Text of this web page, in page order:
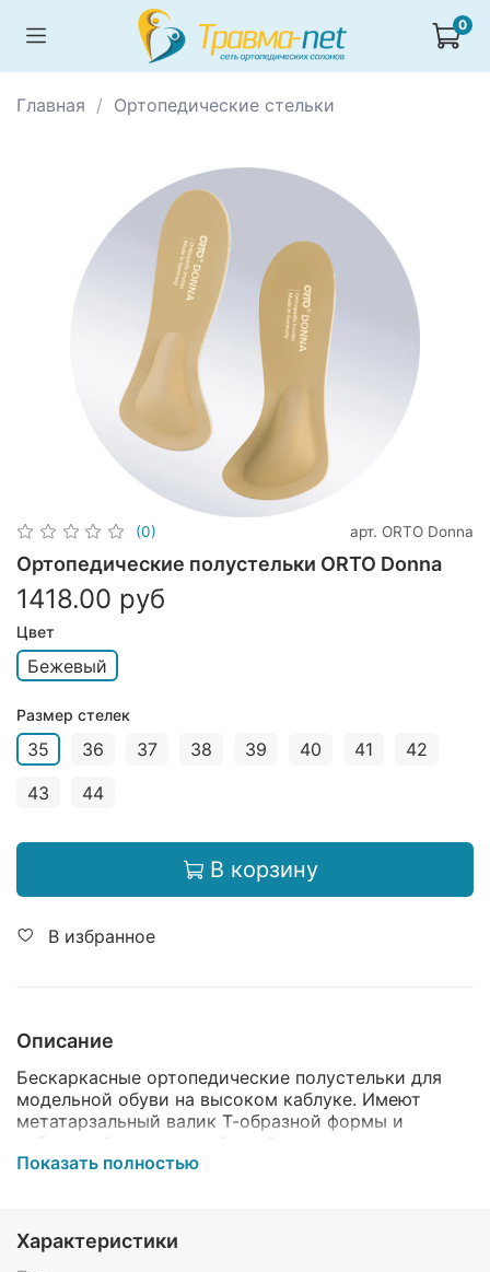
0
Главная Ортопедические стельки
(0) арт. ORTO Donna
Ортопедические полустельки ORTO Donna
1418.00 руб
Цвет
Бежевый
Размер стелек
35 36 37 38 39 40 41
42
43
44
В корзину
В избранное
Описание
Бескаркасные ортопедические полустельки для
модельной обуви на высоком каблуке. Имеют
метатарзальный валик Т-образной формы и
небольшой смягчающий слой с выраженным
рельефом на подошвенной поверхности. Покрытие
Показать полностью
Характеристики